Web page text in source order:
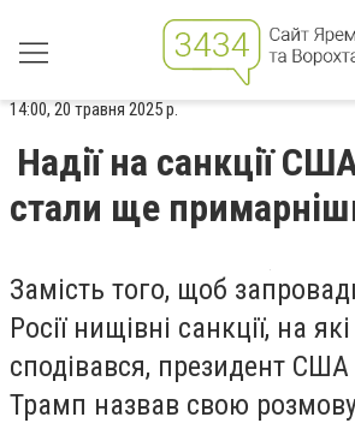
14:00, 20 травня 2025 р.
Надії на санкції
стали ще
Замість того, щоб
Росії нищівні санкції, на
сподівався, президент
Трамп назвав свою